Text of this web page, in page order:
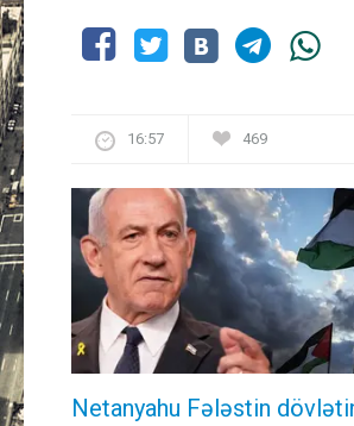
16:57 469
Netanyahu Fələstin